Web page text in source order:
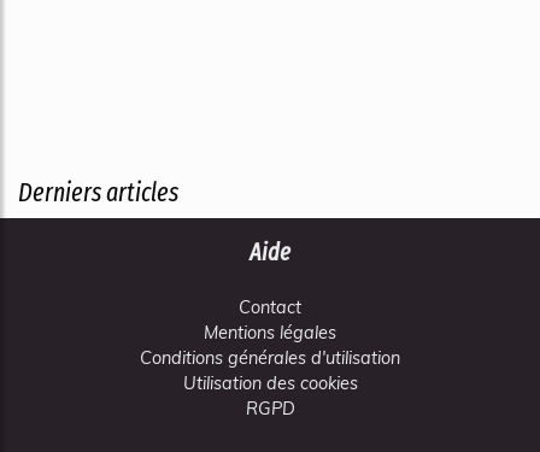
Derniers articles
Aide
Contact
Mentions légales
Conditions générales d'utilisation
Utilisation des cookies
RGPD